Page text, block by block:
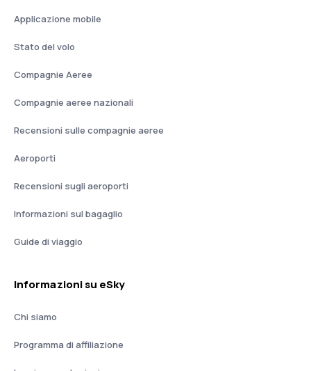
Applicazione mobile
Stato del volo
Compagnie Aeree
Compagnie aeree nazionali
Recensioni sulle compagnie aeree
Aeroporti
Recensioni sugli aeroporti
Informazioni sul bagaglio
Guide di viaggio
Informazioni su eSky
Chi siamo
Programma di affiliazione